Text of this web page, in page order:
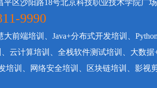
平区沙阳路18号北京科技职业技术学院广
9990
前端培训、Java+分布式开发培训、
云计算培训、全栈软件测试培训、大数
培训、网络安全培训、区块链培训、影视